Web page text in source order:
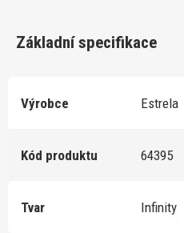
Základní specifikace
Výrobce Estrela
Kód produktu 64395
Tvar Infinity